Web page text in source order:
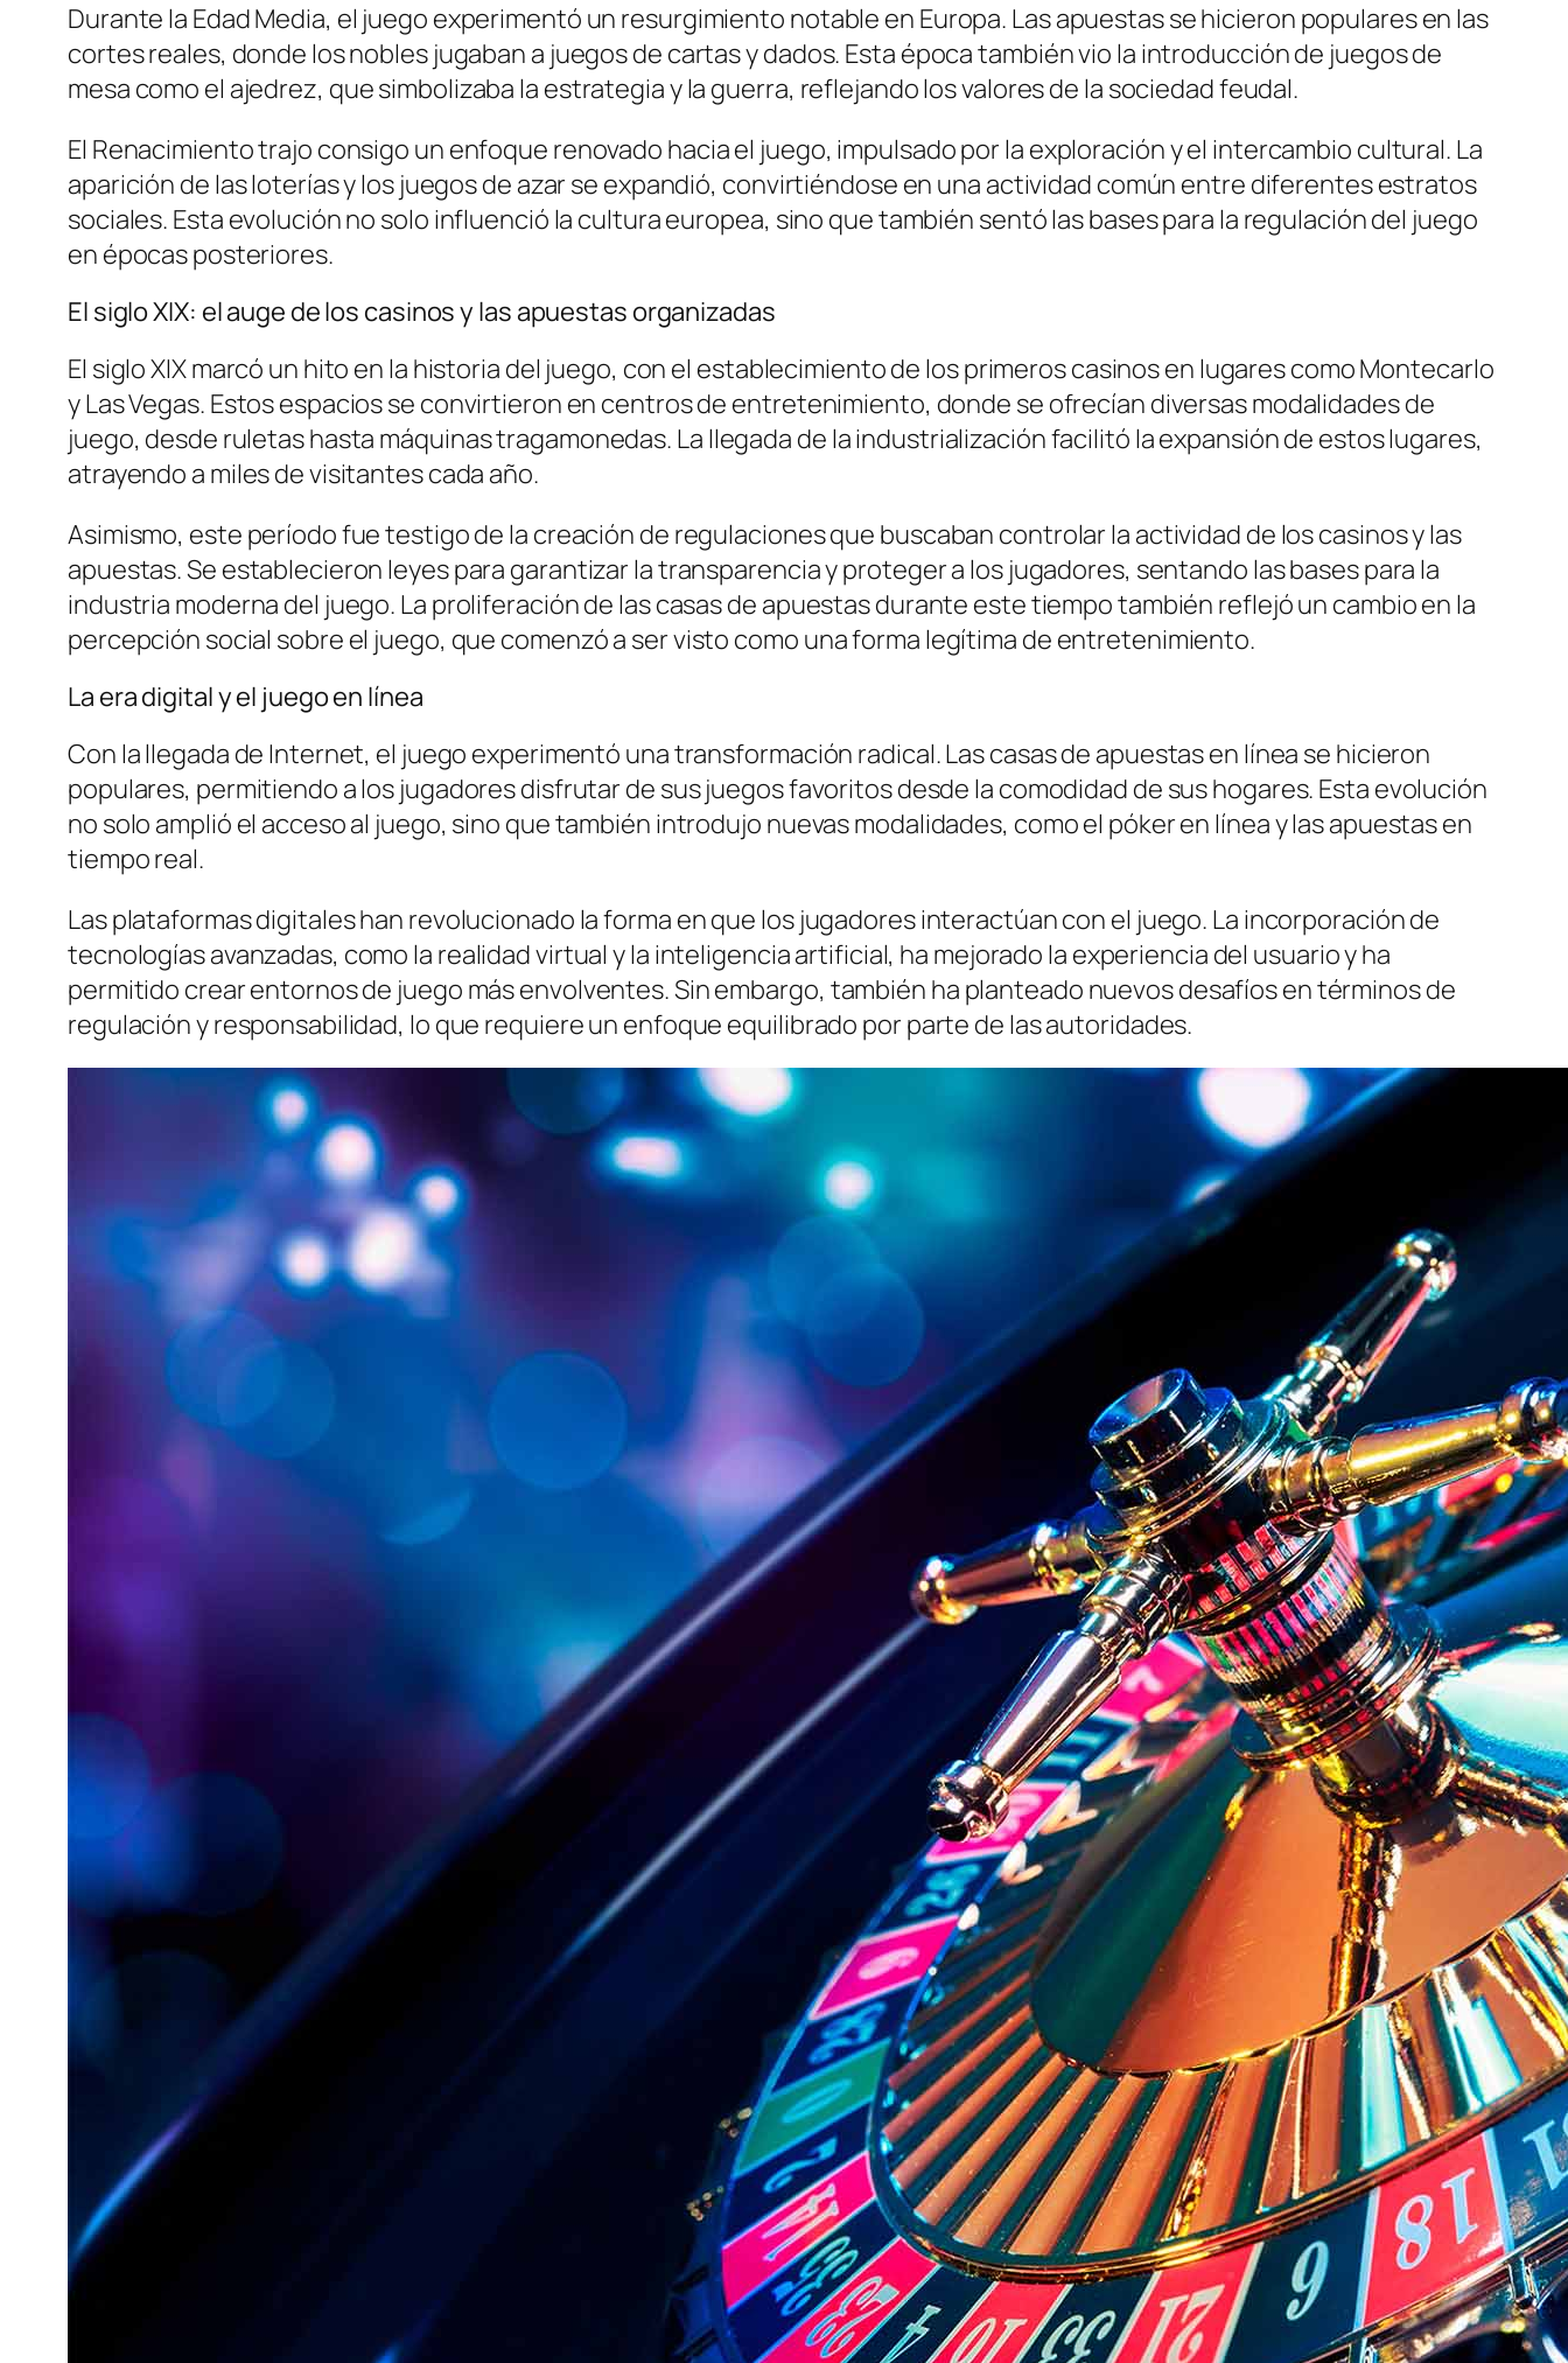
Durante la Edad Media, el juego experimentó un resurgimiento notable en Europa. Las apuestas se hicieron populares en las
cortes reales, donde los nobles jugaban a juegos de cartas y dados. Esta época también vio la introducción de juegos de
mesa como el ajedrez, que simbolizaba la estrategia y la guerra, reflejando los valores de la sociedad feudal.
El Renacimiento trajo consigo un enfoque renovado hacia el juego, impulsado por la exploración y el intercambio cultural. La
aparición de las loterías y los juegos de azar se expandió, convirtiéndose en una actividad común entre diferentes estratos
sociales. Esta evolución no solo influenció la cultura europea, sino que también sentó las bases para la regulación del juego
en épocas posteriores.
El siglo XIX: el auge de los casinos y las apuestas organizadas
El siglo XIX marcó un hito en la historia del juego, con el establecimiento de los primeros casinos en lugares como Montecarlo
y Las Vegas. Estos espacios se convirtieron en centros de entretenimiento, donde se ofrecían diversas modalidades de
juego, desde ruletas hasta máquinas tragamonedas. La llegada de la industrialización facilitó la expansión de estos lugares,
atrayendo a miles de visitantes cada año.
Asimismo, este período fue testigo de la creación de regulaciones que buscaban controlar la actividad de los casinos y las
apuestas. Se establecieron leyes para garantizar la transparencia y proteger a los jugadores, sentando las bases para la
industria moderna del juego. La proliferación de las casas de apuestas durante este tiempo también reflejó un cambio en la
percepción social sobre el juego, que comenzó a ser visto como una forma legítima de entretenimiento.
La era digital y el juego en línea
Con la llegada de Internet, el juego experimentó una transformación radical. Las casas de apuestas en línea se hicieron
populares, permitiendo a los jugadores disfrutar de sus juegos favoritos desde la comodidad de sus hogares. Esta evolución
no solo amplió el acceso al juego, sino que también introdujo nuevas modalidades, como el póker en línea y las apuestas en
tiempo real.
Las plataformas digitales han revolucionado la forma en que los jugadores interactúan con el juego. La incorporación de
tecnologías avanzadas, como la realidad virtual y la inteligencia artificial, ha mejorado la experiencia del usuario y ha
permitido crear entornos de juego más envolventes. Sin embargo, también ha planteado nuevos desafíos en términos de
regulación y responsabilidad, lo que requiere un enfoque equilibrado por parte de las autoridades.